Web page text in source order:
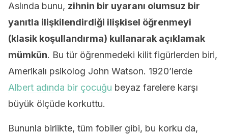
Aslında bunu, zihnin bir uyaranı olumsuz bir
yanıtla ilişkilendirdiği ilişkisel öğrenmeyi
(klasik koşullandırma) kullanarak açıklamak
mümkün. Bu tür öğrenmedeki kilit figürlerden biri,
Amerikalı psikolog John Watson. 1920’lerde
Albert adında bir çocuğu beyaz farelere karşı
büyük ölçüde korkuttu.
Bununla birlikte, tüm fobiler gibi, bu korku da,